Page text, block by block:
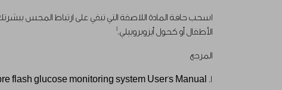
اسحب حافة المادة اللاصقة التي تبقي على ارتباط المجس
الأطفال أو كحول أيزوبروبيلي.1
المرجع
1. FreeStyle Libre flash glucose monitoring system User's Manual.